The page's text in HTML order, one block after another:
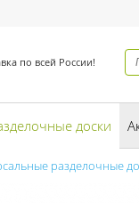
по всей России!
доски
разделочные